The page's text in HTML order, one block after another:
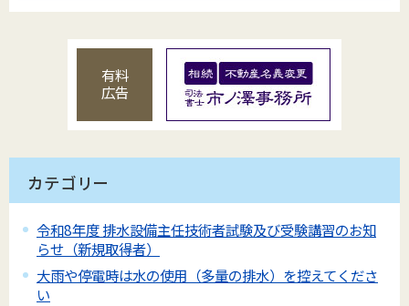
有料
広告
カテゴリー
令和8年度 排水設備主任技術者試験及び受験講習のお知
らせ（新規取得者）
大雨や停電時は水の使用（多量の排水）を控えてくださ
い